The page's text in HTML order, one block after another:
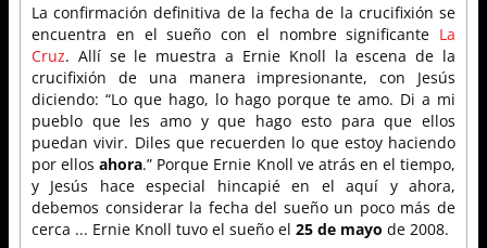
La confirmación definitiva de la fecha de la crucifixión se
encuentra en el sueño con el nombre significante La
Cruz. Allí se le muestra a Ernie Knoll la escena de la
crucifixión de una manera impresionante, con Jesús
diciendo: “Lo que hago, lo hago porque te amo. Di a mi
pueblo que les amo y que hago esto para que ellos
puedan vivir. Diles que recuerden lo que estoy haciendo
por ellosahora.” Porque Ernie Knoll ve atrás en el tiempo,
y Jesús hace especial hincapié en el aquí y ahora,
debemos considerar la fecha del sueño un poco más de
cerca ... Ernie Knoll tuvo el sueño el 25 de mayo de 2008.